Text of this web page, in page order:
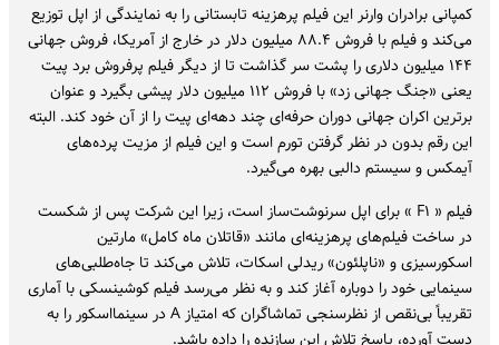
کمپانی برادران وارنر این فیلم پرهزینه تابستانی را به نمایندگی از اپل توزیع
می‌کند و فیلم با فروش ۸۸.۴ میلیون دلار در خارج از آمریکا، فروش جهانی
۱۴۴ میلیون دلاری را پشت سر گذاشت تا از دیگر فیلم پرفروش برد پیت
یعنی «جنگ جهانی زد» با فروش ۱۱۲ میلیون دلار پیشی بگیرد و عنوان
برترین اکران جهانی دوران حرفه‌ای چند دهه‌ای پیت را از آن خود کند. البته
این رقم بدون در نظر گرفتن تورم است و این فیلم از مزیت پرده‌های
آیمکس و سیستم دالبی بهره می‌گیرد.
فیلم « F۱ » برای اپل سرنوشت‌ساز است، زیرا این شرکت پس از شکست
در ساخت فیلم‌های پرهزینه‌ای مانند «قاتلان ماه کامل» مارتین
اسکورسیزی و «ناپلئون» ریدلی اسکات، تلاش می‌کند تا جاه‌طلبی‌های
سینمایی خود را دوباره آغاز کند و به نظر می‌رسد فیلم کوشینسکی با آماری
تقریباً بی‌نقص از نظرسنجی‌ تماشاگران که امتیاز A در سینمااسکور را به
دست آورده، پاسخ تلاش این سازنده را داده باشد.